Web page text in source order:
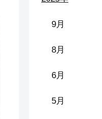
9月
8月
6月
5月